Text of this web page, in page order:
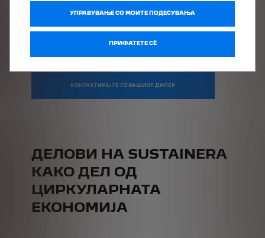
Со избирање на делови од Eurorepar, ќе имате корист од:
- Квалитетна услуга
КОНТАКТИРАЈТЕ ГО ВАШИОТ ДИЛЕР
ДЕЛОВИ НА SUSTAINERA
КАКО ДЕЛ ОД
ЦИРКУЛАРНАТА
ЕКОНОМИЈА
УПРАВУВАЊЕ СО МОИТЕ ПОДЕСУВАЊА
ПРИФАТЕТЕ СÈ